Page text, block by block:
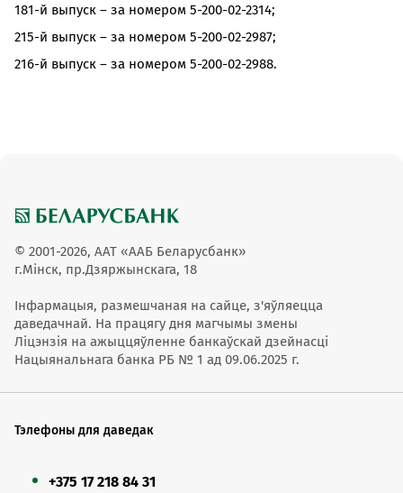
181-й выпуск – за номером 5-200-02-2314;
215-й выпуск – за номером 5-200-02-2987;
216-й выпуск – за номером 5-200-02-2988.
© 2001-2026, ААТ «ААБ Беларусбанк»
г.Мінск, пр.Дзяржынскага, 18
Інфармацыя, размешчаная на сайце, з'яўляецца
даведачнай. На працягу дня магчымы змены
Ліцэнзія на ажыццяўленне банкаўскай дзейнасці
Нацыянальнага банка РБ № 1 ад 09.06.2025 г.
Тэлефоны для даведак
+375 17 218 84 31